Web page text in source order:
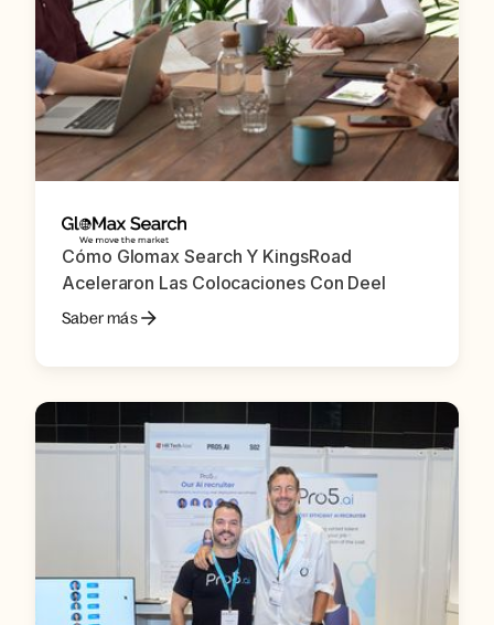
Cómo Glomax Search Y KingsRoad
Aceleraron Las Colocaciones Con Deel
Saber más